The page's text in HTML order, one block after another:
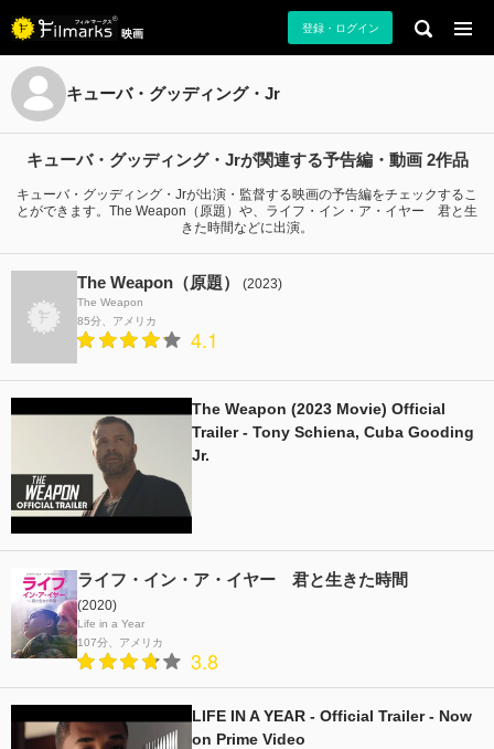
映画 登録・ログイン
キューバ・グッディング・Jr
キューバ・グッディング・Jrが関連する予告編・動画 2作品
キューバ・グッディング・Jrが出演・監督する映画の予告編をチェックするこ
とができます。The Weapon（原題）や、ライフ・イン・ア・イヤー 君と生
きた時間などに出演。
The Weapon（原題） (2023)
The Weapon
85分
アメリカ
4.1
The Weapon (2023 Movie) Official
Trailer - Tony Schiena, Cuba Gooding
Jr.
ライフ・イン・ア・イヤー 君と生きた時間
(2020)
Life in a Year
107分
アメリカ
3.8
LIFE IN A YEAR - Official Trailer - Now
on Prime Video